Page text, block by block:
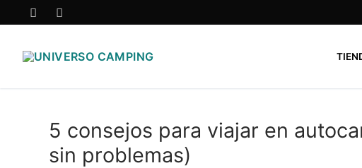
5 consejos para viajar en
sin problemas)